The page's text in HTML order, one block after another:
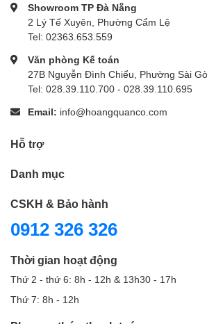
Showroom TP Đà Nẵng
2 Lý Tế Xuyên, Phường Cẩm Lệ
Tel: 02363.653.559
Văn phòng Kế toán
27B Nguyễn Đình Chiểu, Phường Sài
Tel: 028.39.110.700 - 028.39.110.695
Email: info@hoangquanco.com
Hỗ trợ
Danh mục
CSKH & Bảo hành
0912 326 326
Thời gian hoạt động
Thứ 2 - thứ 6: 8h - 12h & 13h30 - 17h
Thứ 7: 8h - 12h